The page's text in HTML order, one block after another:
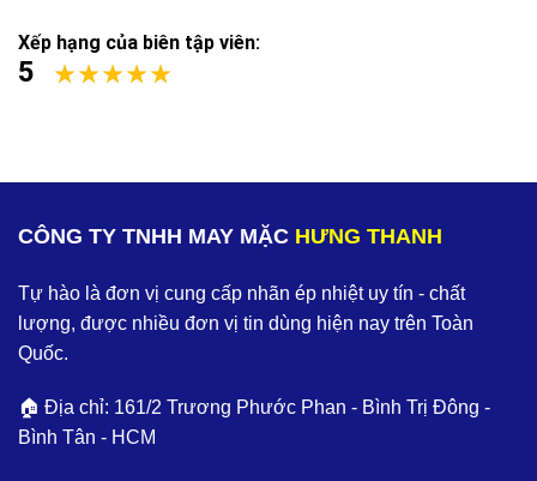
Xếp hạng của biên tập viên:
5
CÔNG TY TNHH MAY MẶC HƯNG THANH
Tự hào là đơn vị cung cấp nhãn ép nhiệt uy tín - chất
lượng, được nhiều đơn vị tin dùng hiện nay trên Toàn
Quốc.
🏠 Địa chỉ: 161/2 Trương Phước Phan - Bình Trị Đông -
Bình Tân - HCM